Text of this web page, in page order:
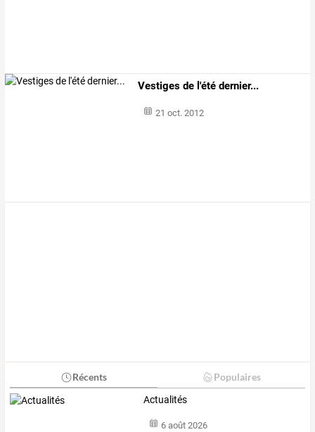
Vestiges de l'été dernier...
21 oct. 2012
Récents Populaires
Actualités
6 août 2026